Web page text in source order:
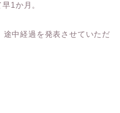
1か月。
中経過を発表させていただ